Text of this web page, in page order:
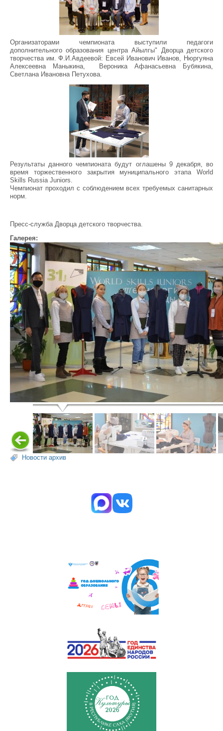
Организаторами чемпионата выступили педагоги
дополнительного образования центра Айылгы" Дворца детского
творчества им. Ф.И.Авдеевой: Евсей Иванович Иванов, Нюргуяна
Алексеевна Маныкина, Вероника Афанасьевна Бубякина,
Светлана Ивановна Петухова.
Результаты данного чемпионата будут оглашены 9 декабря, во
время торжественного закрытия муниципального этапа World
Skills Russia Juniors.
Чемпионат проходил с соблюдением всех требуемых санитарных
норм.
Пресс-служба Дворца детского творчества.
Галерея:
Новости архив